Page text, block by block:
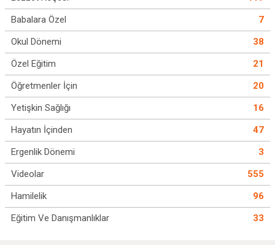
Babalara Özel
7
Okul Dönemi
38
Özel Eğitim
21
Öğretmenler İçin
20
Yetişkin Sağlığı
16
Hayatın İçinden
47
Ergenlik Dönemi
3
Videolar
555
Hamilelik
96
Eğitim Ve Danışmanlıklar
33